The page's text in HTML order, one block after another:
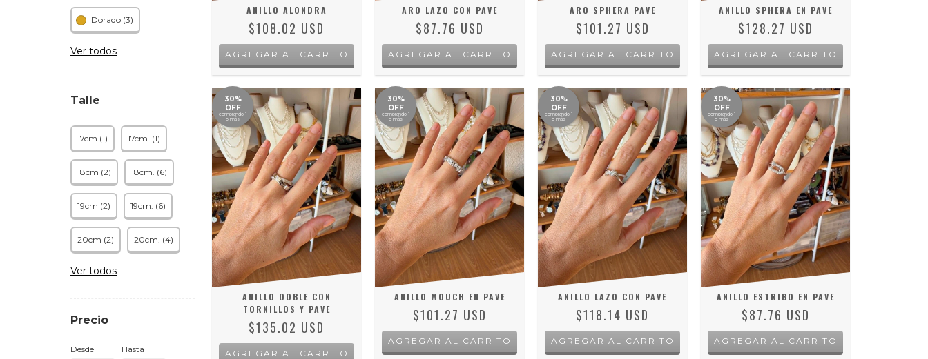
Dorado (3)
Ver todos
Talle
17cm (1) 17cm. (1)
18cm (2) 18cm. (6)
19cm (2) 19cm. (6)
20cm (2) 20cm. (4)
Ver todos
Precio
Desde Hasta
ANILLO ALONDRA
$108.02 USD
AGREGAR AL CARRITO
ARO LAZO CON PAVE
$87.76 USD
ARO SPHERA PAVE
$101.27 USD
ANILLO SPHERA EN PAVE
$128.27 USD
AGREGAR AL CARRITO
30%
OFF
comprando 1
o más
ANILLO DOBLE CON
TORNILLOS Y PAVE
$135.02 USD
AGREGAR AL CARRITO
30%
OFF
comprando 1
o más
ANILLO MOUCH EN PAVE
$101.27 USD
AGREGAR AL CARRITO
30%
OFF
comprando 1
o más
ANILLO LAZO CON PAVE
$118.14 USD
AGREGAR AL CARRITO
30%
OFF
comprando 1
o más
ANILLO ESTRIBO EN PAVE
$87.76 USD
AGREGAR AL CARRITO